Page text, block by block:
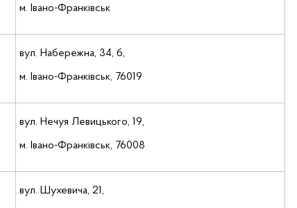
м. Івано-Франківськ
вул. Набережна, 34, б,
м. Івано-Франківськ, 76019
вул. Нечуя Левицького, 19,
м. Івано-Франківськ, 76008
вул. Шухевича, 21,